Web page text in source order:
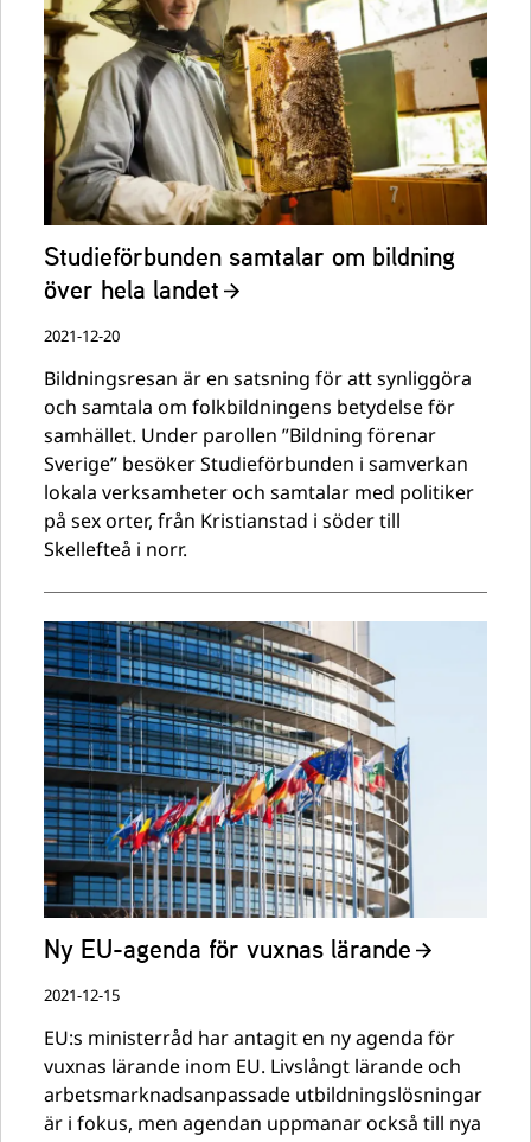
Studieförbunden samtalar om bildning
över hela landet
2021-12-20
Bildningsresan är en satsning för att synliggöra
och samtala om folkbildningens betydelse för
samhället. Under parollen ”Bildning förenar
Sverige” besöker Studieförbunden i samverkan
lokala verksamheter och samtalar med politiker
på sex orter, från Kristianstad i söder till
Skellefteå i norr.
Ny EU-agenda för vuxnas lärande
2021-12-15
EU:s ministerråd har antagit en ny agenda för
vuxnas lärande inom EU. Livslångt lärande och
arbetsmarknadsanpassade utbildningslösningar
är i fokus, men agendan uppmanar också till nya